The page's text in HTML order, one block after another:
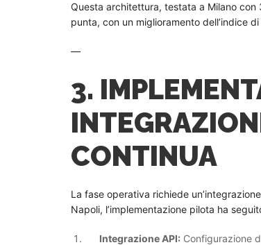
Questa architettura, testata a Milano
punta, con un miglioramento dell’indice
—
3.
CONTINUA
La fase operativa richiede
Napoli, l’implementazione pilota ha
Integrazione API: Configurazione